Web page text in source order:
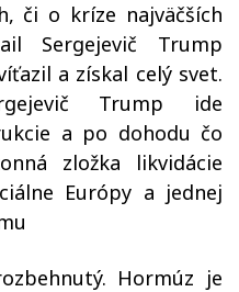
či o kríze najväčších
Sergejevič Trump
a získal celý svet.
Trump ide
a po dohodu čo
zložka likvidácie
Európy a jednej
Hormúz je